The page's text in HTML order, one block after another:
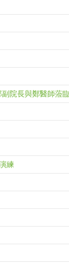
院長與鄭醫師蒞
練